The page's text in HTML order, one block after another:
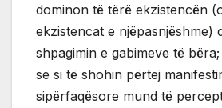
dominon të tërë ekzistencën
ekzistencat e njëpasnjëshme)
shpagimin e gabimeve të
se si të shohin përtej
sipërfaqësore mund të